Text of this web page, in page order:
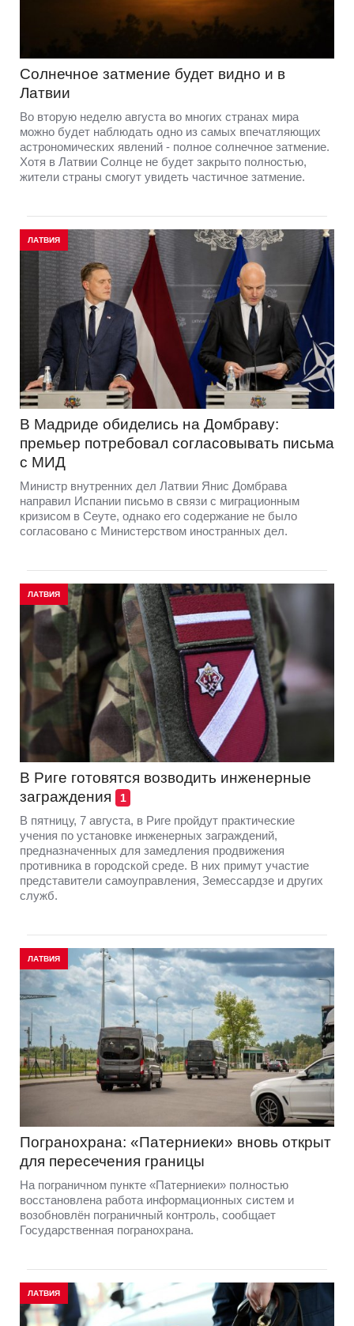
Солнечное затмение будет видно и в
Латвии
Во вторую неделю августа во многих странах мира
можно будет наблюдать одно из самых впечатляющих
астрономических явлений - полное солнечное затмение.
Хотя в Латвии Солнце не будет закрыто полностью,
жители страны смогут увидеть частичное затмение.
ЛАТВИЯ
В Мадриде обиделись на Домбраву:
премьер потребовал согласовывать письма
с МИД
Министр внутренних дел Латвии Янис Домбрава
направил Испании письмо в связи с миграционным
кризисом в Сеуте, однако его содержание не было
согласовано с Министерством иностранных дел.
ЛАТВИЯ
В Риге готовятся возводить инженерные
заграждения
1
В пятницу, 7 августа, в Риге пройдут практические
учения по установке инженерных заграждений,
предназначенных для замедления продвижения
противника в городской среде. В них примут участие
представители самоуправления, Земессардзе и других
служб.
ЛАТВИЯ
Погранохрана: «Патерниеки» вновь открыт
для пересечения границы
На пограничном пункте «Патерниеки» полностью
восстановлена работа информационных систем и
возобновлён пограничный контроль, сообщает
Государственная погранохрана.
ЛАТВИЯ